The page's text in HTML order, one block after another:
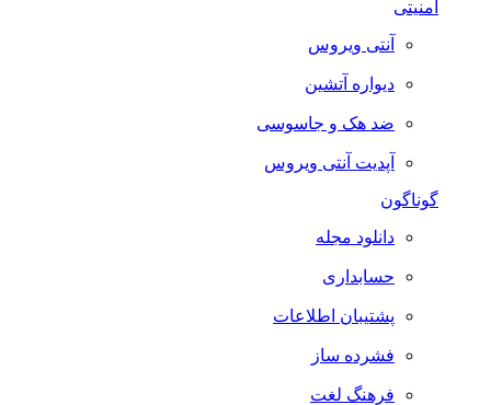
آنتی ویروس
دیواره آتشین
ضد هک و جاسوسی
آپدیت آنتی ویروس
گوناگون
دانلود مجله
حسابداری
پشتیبان اطلاعات
فشرده ساز
فرهنگ لغت